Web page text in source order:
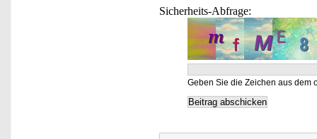
Sicherheits-Abfrage:
Geben Sie die Zeichen aus dem